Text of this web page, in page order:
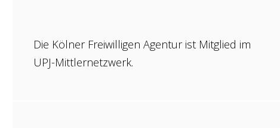
Die Kölner Freiwilligen Agentur ist Mitglied im
UPJ-Mittlernetzwerk.